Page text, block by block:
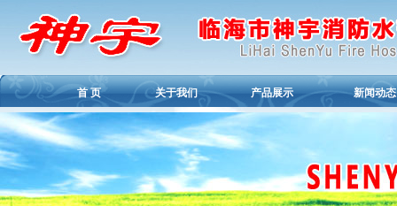
首 页 关于我们 产品展示 新闻动态